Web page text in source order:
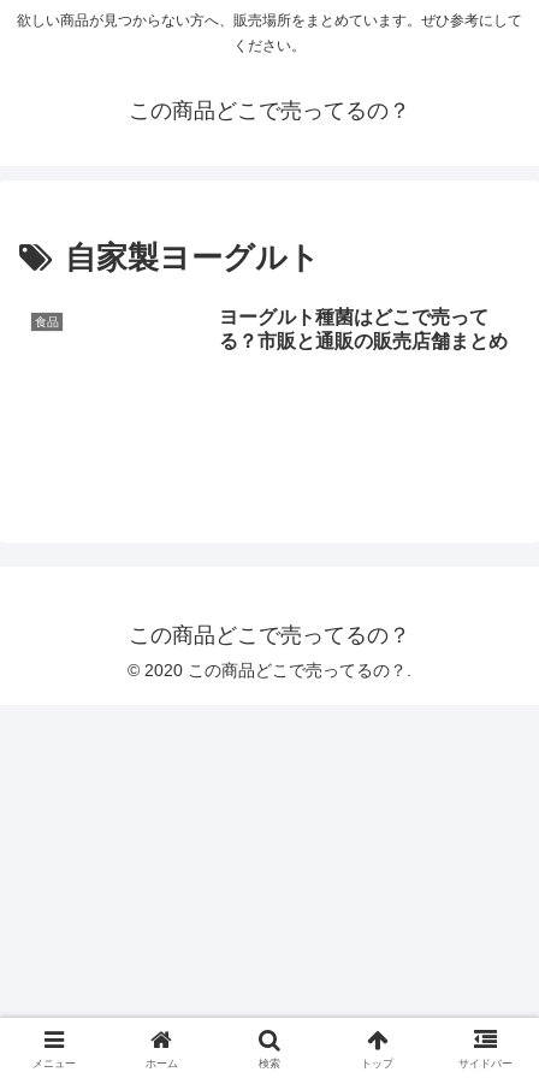
欲しい商品が見つからない方へ、販売場所をまとめています。ぜひ参考にして
ください。
この商品どこで売ってるの？
自家製ヨーグルト
食品
ヨーグルト種菌はどこで売って
る？市販と通販の販売店舗まとめ
この商品どこで売ってるの？
© 2020 この商品どこで売ってるの？.
メニュー ホーム 検索 トップ サイドバー